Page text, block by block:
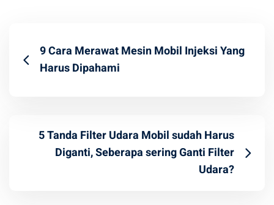
9 Cara Merawat Mesin Mobil Injeksi Yang
Harus Dipahami
5 Tanda Filter Udara Mobil sudah Harus
Diganti, Seberapa sering Ganti Filter
Udara?